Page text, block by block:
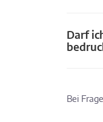
Darf
Bei